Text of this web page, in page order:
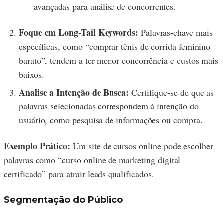
avançadas para análise de concorrentes.
Foque em Long-Tail Keywords: Palavras-chave mais
específicas, como “comprar tênis de corrida feminino
barato”, tendem a ter menor concorrência e custos mais
baixos.
Analise a Intenção de Busca: Certifique-se de que as
palavras selecionadas correspondem à intenção do
usuário, como pesquisa de informações ou compra.
Exemplo Prático: Um site de cursos online pode escolher
palavras como “curso online de marketing digital
certificado” para atrair leads qualificados.
Segmentação do Público